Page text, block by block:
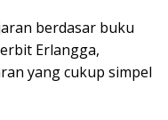
berdasar buku
Erlangga,
yang cukup simpel